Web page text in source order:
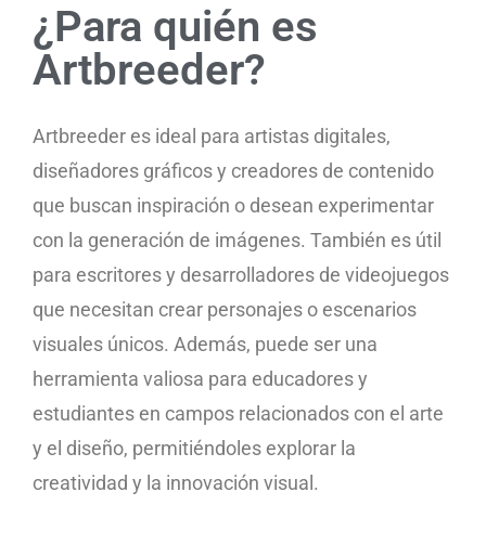
¿Para quién es
Artbreeder?
Artbreeder es ideal para artistas digitales,
diseñadores gráficos y creadores de contenido
que buscan inspiración o desean experimentar
con la generación de imágenes. También es útil
para escritores y desarrolladores de videojuegos
que necesitan crear personajes o escenarios
visuales únicos. Además, puede ser una
herramienta valiosa para educadores y
estudiantes en campos relacionados con el arte
y el diseño, permitiéndoles explorar la
creatividad y la innovación visual.